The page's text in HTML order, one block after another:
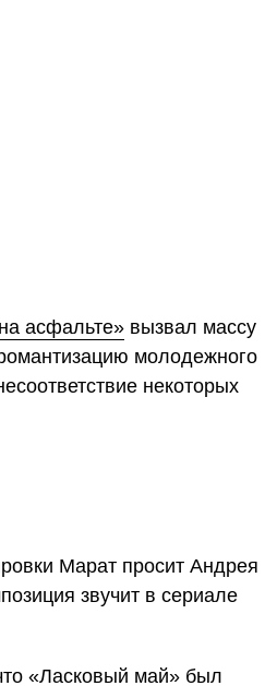
асфальте» вызвал массу
молодежного
некоторых
Марат просит Андрея
звучит в сериале
«Ласковый май» был